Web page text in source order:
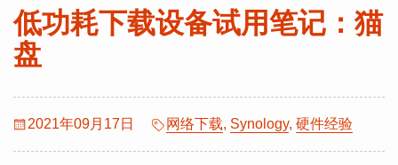
低功耗下载设备试用笔记：猫
盘
2021年09月17日 网络下载, Synology, 硬件经验